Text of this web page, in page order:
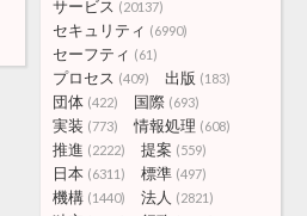
サービス (20137)
セキュリティ (6990)
セーフティ (61)
プロセス (409) 出版 (183)
団体 (422) 国際 (693)
実装 (773) 情報処理 (608)
推進 (2222) 提案 (559)
日本 (6311) 標準 (497)
機構 (1440) 法人 (2821)